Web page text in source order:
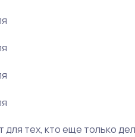
тех, кто еще только